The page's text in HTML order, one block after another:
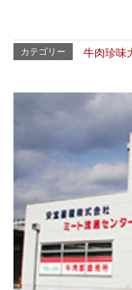
カテゴリー 牛肉珍味